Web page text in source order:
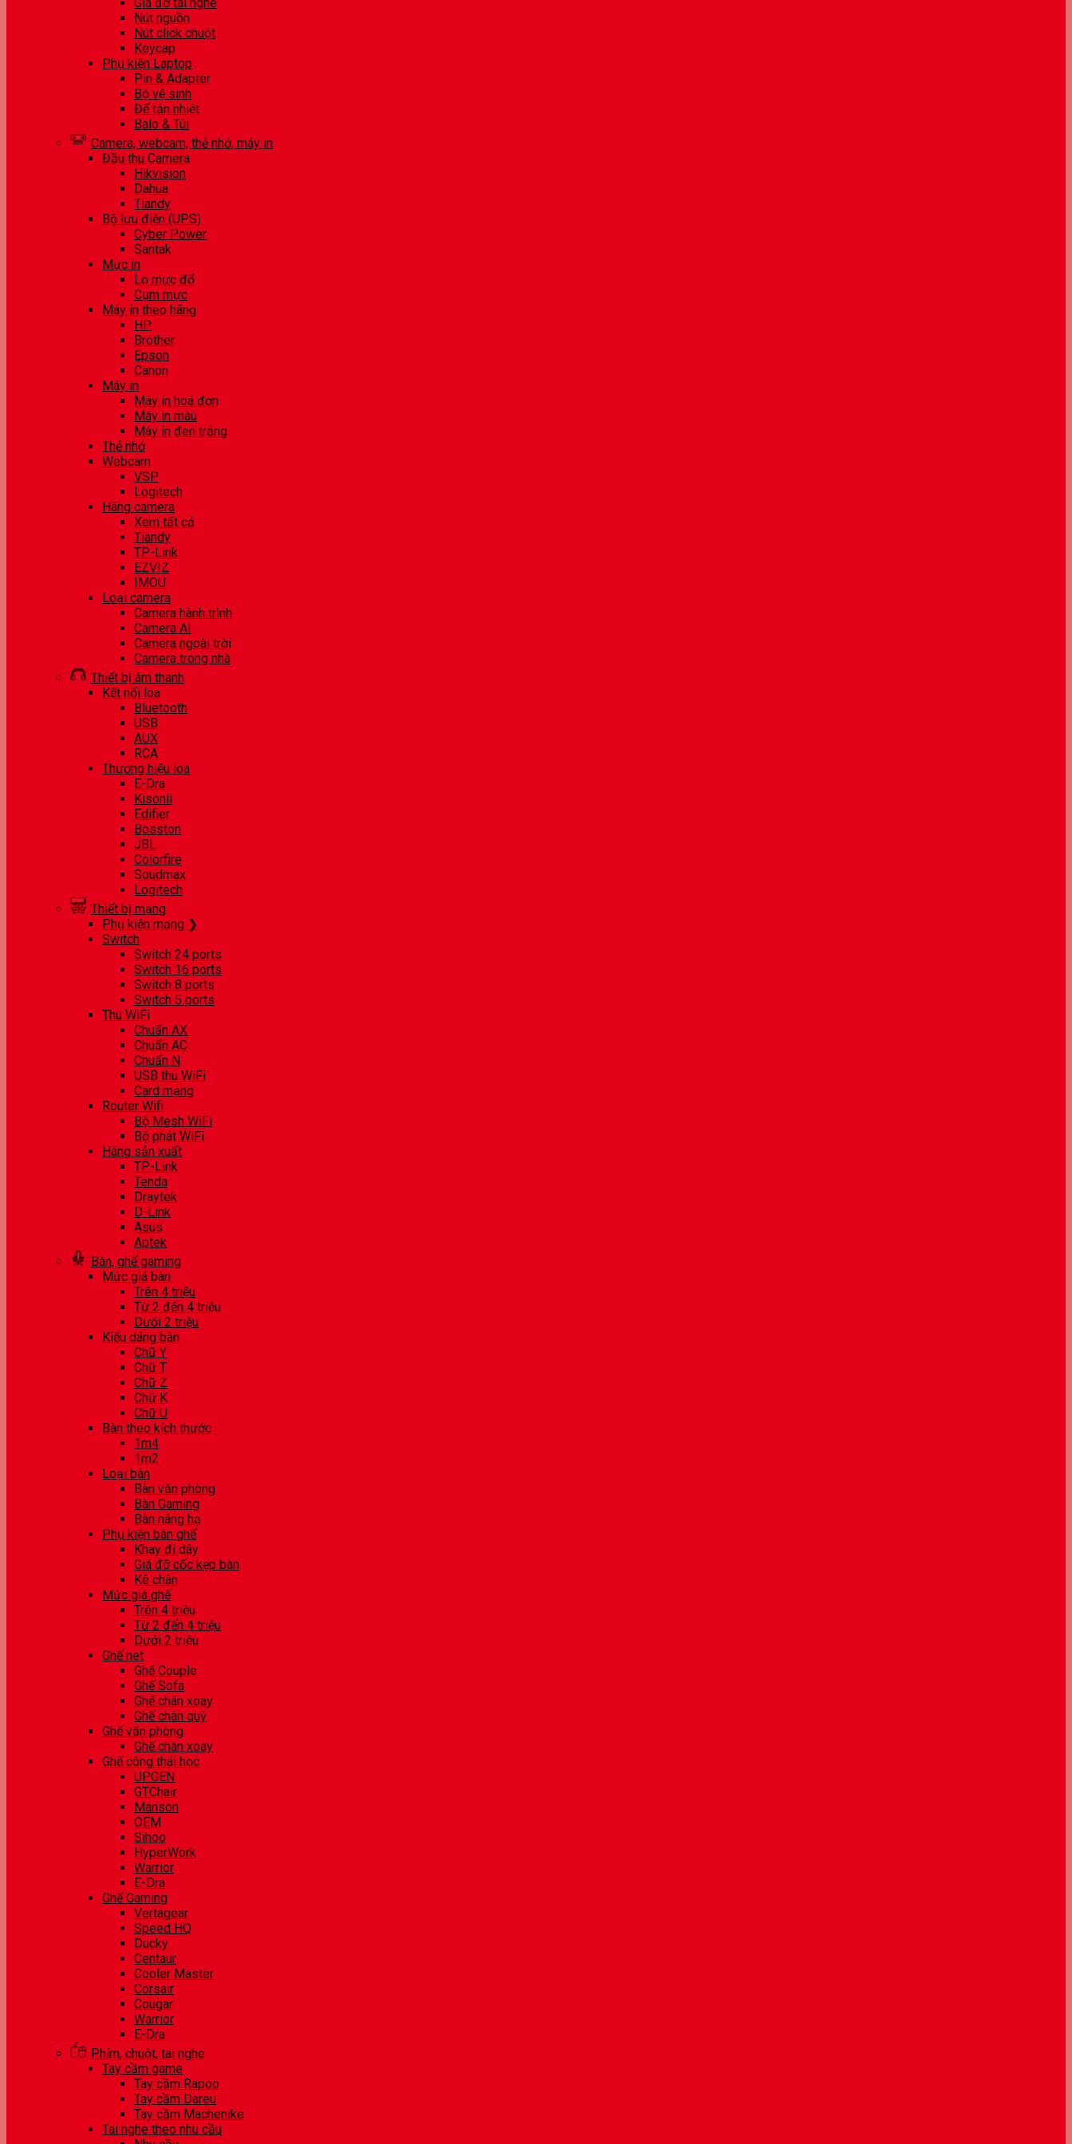
Nút nguồn
Nút click chuột
Keycap
Phụ kiện Laptop
Pin & Adapter
Bộ vệ sinh
Đế tản nhiệt
Balo & Túi
Camera, webcam, thẻ nhớ, máy in
Đầu thu Camera
Hikvision
Dahua
Tiandy
Bộ lưu điện (UPS)
Cyber Power
Santak
Mực in
Lọ mực đổ
Cụm mực
Máy in theo hãng
HP
Brother
Epson
Canon
Máy in
Máy in hoá đơn
Máy in màu
Máy in đen trắng
Thẻ nhớ
Webcam
VSP
Logitech
Hãng camera
Xem tất cả
Tiandy
TP-Link
EZVIZ
IMOU
Loại camera
Camera hành trình
Camera AI
Camera ngoài trời
Camera trong nhà
Thiết bị âm thanh
Kết nối loa
Bluetooth
USB
AUX
RCA
Thương hiệu loa
E-Dra
Kisonli
Edifier
Bosston
JBL
Colorfire
Soudmax
Logitech
Thiết bị mạng
Phụ kiện mạng ❯
Switch
Switch 24 ports
Switch 16 ports
Switch 8 ports
Switch 5 ports
Thu WiFi
Chuẩn AX
Chuẩn AC
Chuẩn N
USB thu WiFi
Card mạng
Router Wifi
Bộ Mesh WiFi
Bộ phát WiFi
Hãng sản xuất
TP-Link
Tenda
Draytek
D-Link
Asus
Aptek
Bàn, ghế gaming
Mức giá bàn
Trên 4 triệu
Từ 2 đến 4 triệu
Dưới 2 triệu
Kiểu dáng bàn
Chữ Y
Chữ T
Chữ Z
Chữ K
Chữ U
Bàn theo kích thước
1m4
1m2
Loại bàn
Bàn văn phòng
Bàn Gaming
Bàn nâng hạ
Phụ kiện bàn ghế
Khay đi dây
Giá đỡ cốc kẹp bàn
Kê chân
Mức giá ghế
Trên 4 triệu
Từ 2 đến 4 triệu
Dưới 2 triệu
Ghế net
Ghế Couple
Ghế Sofa
Ghế chân xoay
Ghế chân quỳ
Ghế văn phòng
Ghế chân xoay
Ghế công thái học
UPGEN
GTChair
Manson
OEM
Sihoo
HyperWork
Warrior
E-Dra
Ghế Gaming
Vertagear
Speed HQ
Ducky
Centaur
Cooler Master
Corsair
Cougar
Warrior
E-Dra
Phím, chuột, tai nghe
Tay cầm game
Tay cầm Rapoo
Tay cầm Dareu
Tay cầm Machenike
Tai nghe theo nhu cầu